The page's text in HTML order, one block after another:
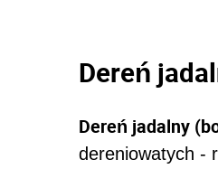
Dereń
Dereń jadalny
dereniowatych -